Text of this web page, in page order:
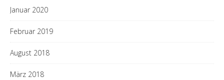
Januar 2020
Februar 2019
August 2018
März 2018